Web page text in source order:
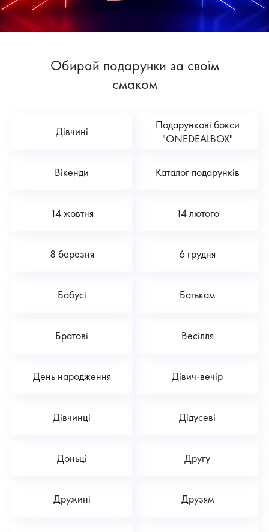
Обирай подарунки за своїм
смаком
Дівчині
Подарункові бокси
"ONEDEALBOX"
Вікенди Каталог подарунків
14 жовтня 14 лютого
8 березня 6 грудня
Бабусі Батькам
Братові Весілля
День народження Дівич-вечір
Дівчинці Дідусеві
Доньці Другу
Дружині Друзям